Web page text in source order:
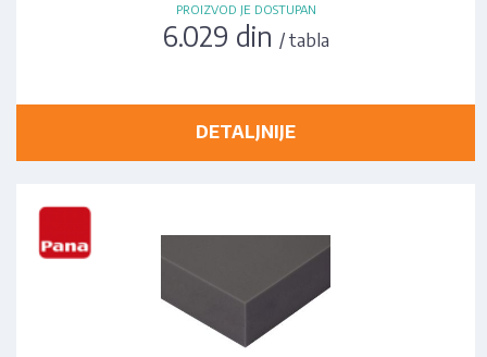
PROIZVOD JE DOSTUPAN
6.029 din / tabla
DETALJNIJE